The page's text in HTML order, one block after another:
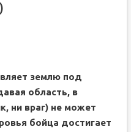
землю под
область, в
ни враг) не может
бойца достигает